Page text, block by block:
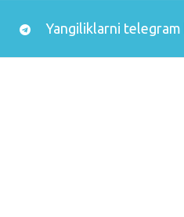
Yangiliklarni telegram